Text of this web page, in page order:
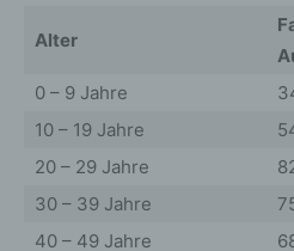
Alter
0 – 9 Jahre
10 – 19 Jahre
20 – 29 Jahre
30 – 39 Jahre
40 – 49 Jahre